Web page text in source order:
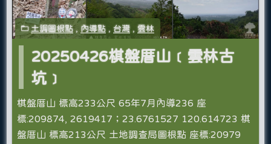
土調圖根點, 內導點 ,台灣 ,雲林
20250426棋盤厝山﹝雲林古
坑﹞
棋盤厝山 標高233公尺 65年7月內導236 座
標:209874, 2619417；23.6761527 120.614723 棋
盤厝山 標高213公尺 土地調查局圖根點 座標:20979